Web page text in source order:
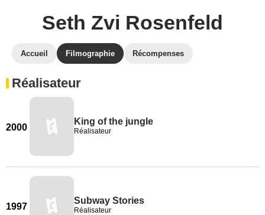
Seth Zvi Rosenfeld
Accueil Filmographie Récompenses
Réalisateur
2000
King of the jungle
Réalisateur
1997
Subway Stories
Réalisateur